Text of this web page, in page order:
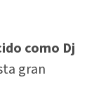
como Dj
gran